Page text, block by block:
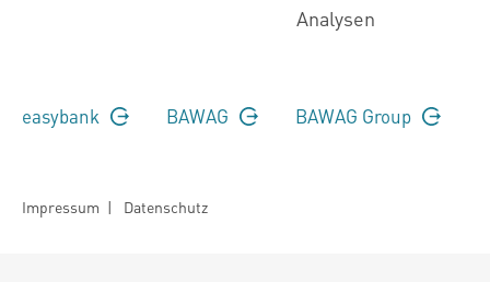
Analysen
easybank BAWAG BAWAG Group
Impressum | Datenschutz